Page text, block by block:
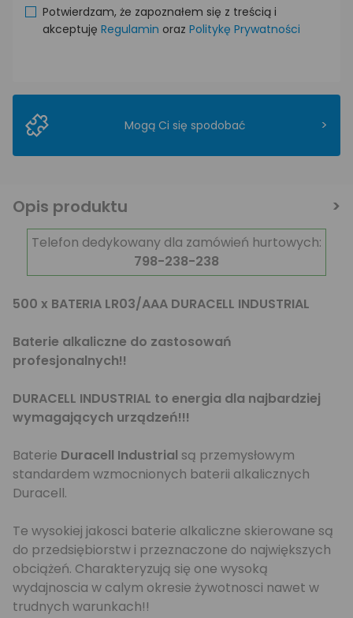
Potwierdzam, że zapoznałem się z treścią i
akceptuję Regulamin oraz Politykę Prywatności
Mogą Ci się spodobać >
Opis produktu
Telefon dedykowany dla zamówień hurtowych:
798-238-238
500 x BATERIA LR03/AAA DURACELL INDUSTRIAL
Baterie alkaliczne do zastosowań
profesjonalnych!!
DURACELL INDUSTRIAL to energia dla najbardziej
wymagających urządzeń!!!
Baterie Duracell Industrial są przemysłowym
standardem wzmocnionych baterii alkalicznych
Duracell.
Te wysokiej jakosci baterie alkaliczne skierowane są
do przedsiębiorstw i przeznaczone do największych
obciążeń. Charakteryzują się one wysoką
wydajnoscia w calym okresie żywotnosci nawet w
trudnych warunkach!!